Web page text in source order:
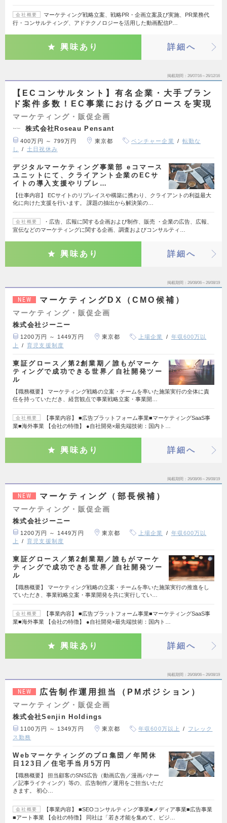
会社概要
マーケティング戦略立案、戦略PR・企画立案及び実施、PR業務代
行・コンサルティング、アドテクノロジーを活用した動画配信P…
興味あり 詳細へ
掲載期間 26/07/16～26/12/16
【ECコンサルタント】有名企業・大手ブラン
ド案件多数！EC事業におけるグロースを実現
マーケティング・販促企画
株式会社Roseau Pensant
400万円 ～ 799万円 東京都 ベンチャー企業
転勤な
し
土日祝休み
デジタルマーケティング事業部 eコマース
ユニットにて、クライアント企業のECサ
イトの導入支援やリプレ…
【仕事内容】 ECサイトのリプレイスや構築に携わり、クライアントの利益最大
化に向けた支援を行います。 課題の抽出から解決策の…
会社概要
・広告、広報に関する企画および制作、販売 ・企業の広告、広報、
宣伝などのマーケティングに関する企画、調査およびコンサルティ…
興味あり 詳細へ
掲載期間 26/08/06～26/08/19
NEW マーケティングDX（CMO候補）
マーケティング・販促企画
株式会社ジーニー
1200万円 ～ 1449万円 東京都 上場企業
年収600万以
上
育児支援制度
東証グロース／第2創業期／誰もがマーケ
ティングで成功できる世界／自社開発ツー
ル
【職務概要】 マーケティング戦略の立案・チームを率いた施策実行の全体に責
任を持っていただき、経営観点で事業戦略立案・事業開…
会社概要
【事業内容】 ■広告プラットフォーム事業■マーケティングSaaS事
業■海外事業 【会社の特徴】 ●自社開発×最先端技術：国内ト…
興味あり 詳細へ
掲載期間 26/08/06～26/08/19
NEW マーケティング（部長候補）
マーケティング・販促企画
株式会社ジーニー
1200万円 ～ 1449万円 東京都 上場企業
年収600万以
上
育児支援制度
東証グロース／第2創業期／誰もがマーケ
ティングで成功できる世界／自社開発ツー
ル
【職務概要】 マーケティング戦略の立案・チームを率いた施策実行の推進をし
ていただき、事業戦略立案・事業開発を共に実行してい…
会社概要
【事業内容】 ■広告プラットフォーム事業■マーケティングSaaS事
業■海外事業 【会社の特徴】 ●自社開発×最先端技術：国内ト…
興味あり 詳細へ
掲載期間 26/08/06～26/08/19
NEW 広告制作運用担当（PMポジション）
マーケティング・販促企画
株式会社Senjin Holdings
1100万円 ～ 1349万円 東京都 年収600万以上
フレック
ス勤務
Webマーケティングのプロ集団／年間休
日123日／住宅手当月5万円
【職務概要】 担当顧客のSNS広告（動画広告／漫画バナー
／記事ライティング）等の、広告制作／運用をご担当いただ
きます。 初心…
会社概要
【事業内容】 ■SEOコンサルティング事業■メディア事業■広告事業
■アート事業 【会社の特徴】 同社は「若き才能を集めて、ビジ…